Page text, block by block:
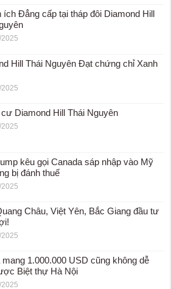
ích Đẳng cấp tại tháp đôi Diamond Hill
Hill Thái Nguyên Đạt chứng chỉ Xanh
Diamond Hill Thái Nguyên
kêu gọi Canada sáp nhập vào Mỹ
bị đánh thuế
Châu, Việt Yên, Bắc Giang đầu tư
1.000.000 USD cũng không dễ
Biệt thự Hà Nội